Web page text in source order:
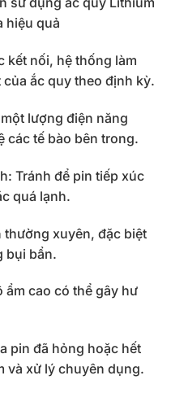
hiệu quả
kết nối, hệ thống làm
ắc quy theo định kỳ.
lượng điện năng
các tế bào bên trong.
Tránh để pin tiếp xúc
quá lạnh.
thường xuyên, đặc biệt
bụi bẩn.
cao có thể gây hư
pin đã hỏng hoặc hết
và xử lý chuyên dụng.